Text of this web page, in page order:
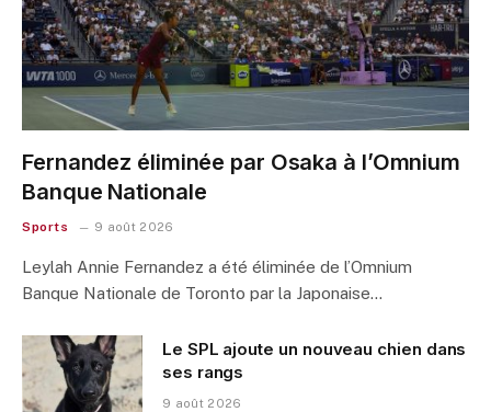
Fernandez éliminée par Osaka à l’Omnium
Banque Nationale
Sports 9 août 2026
Leylah Annie Fernandez a été éliminée de l’Omnium
Banque Nationale de Toronto par la Japonaise…
Le SPL ajoute un nouveau chien dans
ses rangs
9 août 2026